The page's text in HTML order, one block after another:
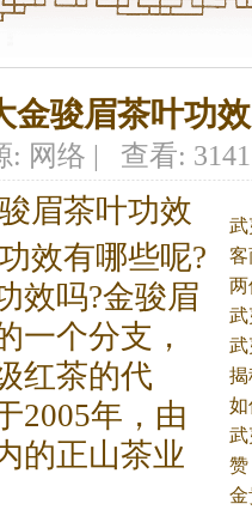
金骏眉茶叶功效
: 网络 | 查看:
诺
茶叶功效
有哪些呢?
效吗?金骏眉
一个分支，
红茶的代
2005年，由
的正山茶业